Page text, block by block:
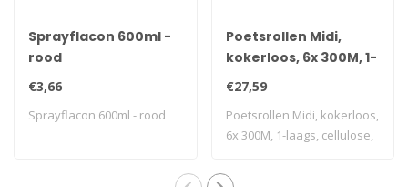
Sprayflacon 600ml -
rood
€3,66
Sprayflacon 600ml - rood
Poetsrollen Midi,
kokerloos, 6x 300M, 1-
laags, cellulose, wit,
€27,59
Poetsrollen Midi, kokerloos,
6x 300M, 1-laags, cellulose,